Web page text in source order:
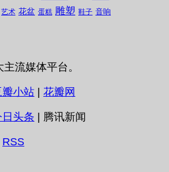
艺术 花盆 蛋糕 雕塑 鞋子 音响
流媒体平台。
瓣小站 | 花瓣网
日头条 | 腾讯新闻
RSS